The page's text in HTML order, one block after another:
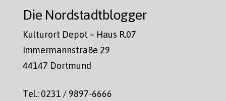
Die Nordstadtblogger
Kulturort Depot – Haus R.07
Immermannstraße 29
44147 Dortmund
Tel.: 0231 / 9897-6666